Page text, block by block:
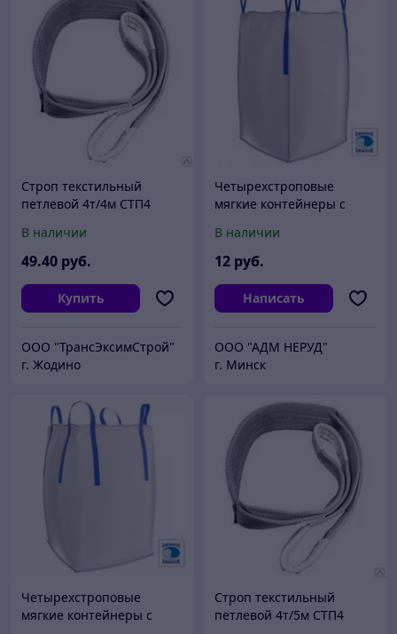
Строп текстильный
петлевой 4т/4м СТП4
В наличии
49.40 руб.
Купить
ООО "ТрансЭксимСтрой"
г. Жодино
Четырехстроповые
мягкие контейнеры с
(биг-бэг)
В наличии
12 руб.
Написать
ООО "АДМ НЕРУД"
г. Минск
Четырехстроповые
мягкие контейнеры с
Строп текстильный
петлевой 4т/5м СТП4